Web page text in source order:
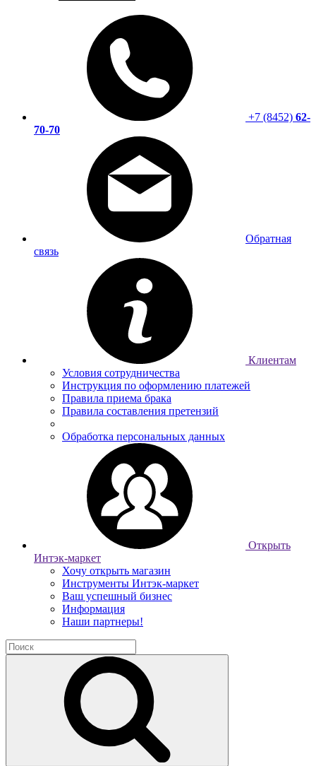
+7 (8452) 62-
70-70
Обратная
связь
Клиентам
Условия сотрудничества
Инструкция по оформлению платежей
Правила приема брака
Правила составления претензий
Обработка персональных данных
Открыть
Интэк-маркет
Хочу открыть магазин
Инструменты Интэк-маркет
Ваш успешный бизнес
Информация
Наши партнеры!